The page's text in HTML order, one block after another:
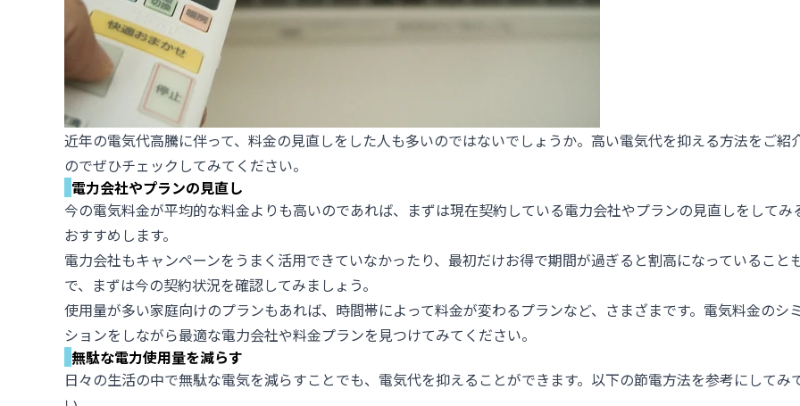
近年の電気代高騰に伴って、料金の見直しをした人も多いのではないでしょうか。高い電気代を抑える方法をご紹
のでぜひチェックしてみてください。
電力会社やプランの見直し
今の電気料金が平均的な料金よりも高いのであれば、まずは現在契約している電力会社やプランの見直しをしてみ
おすすめします。
電力会社もキャンペーンをうまく活用できていなかったり、最初だけお得で期間が過ぎると割高になっていること
で、まずは今の契約状況を確認してみましょう。
使用量が多い家庭向けのプランもあれば、時間帯によって料金が変わるプランなど、さまざまです。電気料金のシ
ションをしながら最適な電力会社や料金プランを見つけてみてください。
無駄な電力使用量を減らす
日々の生活の中で無駄な電気を減らすことでも、電気代を抑えることができます。以下の節電方法を参考にしてみ